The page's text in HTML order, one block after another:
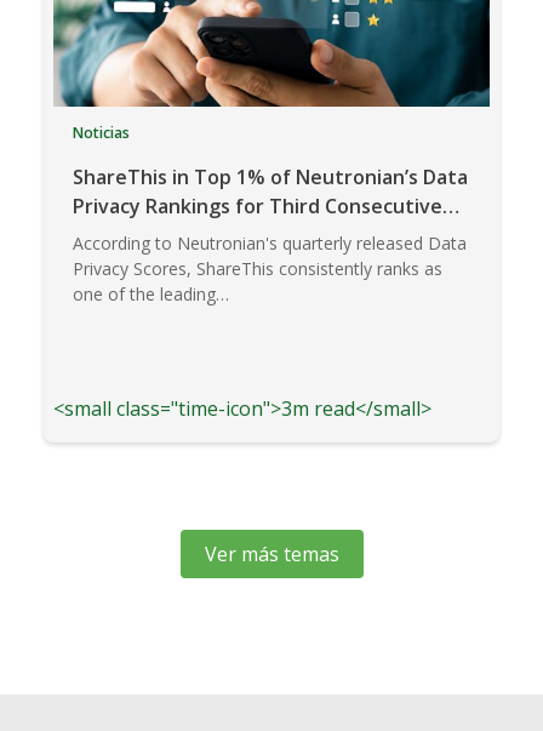
Noticias
ShareThis in Top 1% of Neutronian’s Data
Privacy Rankings for Third Consecutive
Quarter
According to Neutronian's quarterly released Data
Privacy Scores, ShareThis consistently ranks as
one of the leading…
<small class="time-icon">3m read</small>
Ver más temas